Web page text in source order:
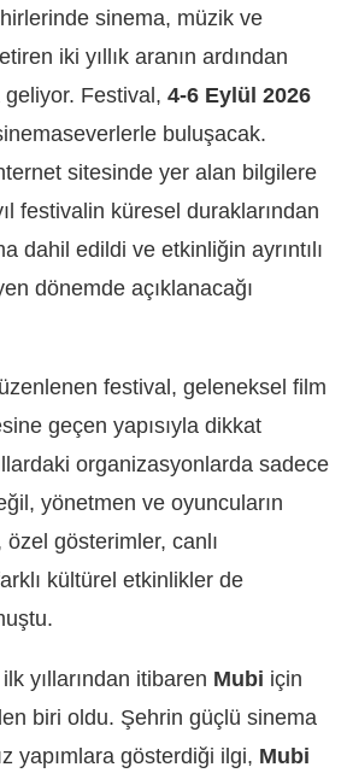
sinema, müzik ve
iki yıllık aranın ardından
geliyor. Festival, 4-6 Eylül 2026
buluşacak.
sitesinde yer alan bilgilere
festivalin küresel duraklarından
dahil edildi ve etkinliğin ayrıntılı
dönemde açıklanacağı
festival, geleneksel film
geçen yapısıyla dikkat
organizasyonlarda sadece
yönetmen ve oyuncuların
özel gösterimler, canlı
kültürel etkinlikler de
yıllarından itibaren Mubi için
biri oldu. Şehrin güçlü sinema
yapımlara gösterdiği ilgi, Mubi